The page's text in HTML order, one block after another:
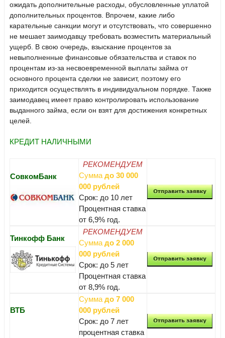
ожидать дополнительные расходы, обусловленные уплатой
дополнительных процентов. Впрочем, какие либо
карательные санкции могут и отсутствовать, что совершенно
не мешает заимодавцу требовать возместить материальный
ущерб. В свою очередь, взыскание процентов за
невыполненные финансовые обязательства и ставок по
процентам из-за несвоевременной выплаты займа от
основного процента сделки не зависит, поэтому его
приходится осуществлять в индивидуальном порядке. Также
заимодавец имеет право контролировать использование
выданного займа, если он взят для достижения конкретных
целей.
КРЕДИТ НАЛИЧНЫМИ
СовкомБанк
РЕКОМЕНДУЕМ
Сумма до 30 000
000 рублей
Срок: до 10 лет
Процентная ставка
от 6,9% год.
Тинкофф Банк
РЕКОМЕНДУЕМ
Сумма до 2 000
000 рублей
Срок: до 5 лет
Процентная ставка
от 8,9% год.
ВТБ
Сумма до 7 000
000 рублей
Срок: до 7 лет
процентная ставка